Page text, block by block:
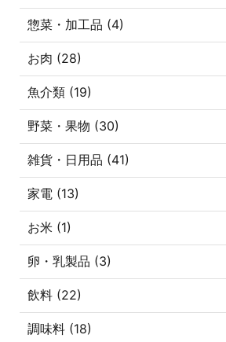
惣菜・加工品 (4)
お肉 (28)
魚介類 (19)
野菜・果物 (30)
雑貨・日用品 (41)
家電 (13)
お米 (1)
卵・乳製品 (3)
飲料 (22)
調味料 (18)